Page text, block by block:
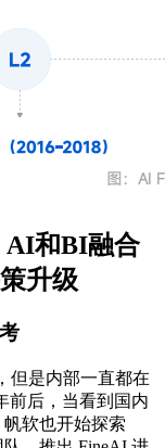
AI和BI融合
升级
但是内部一直都在
前后，当看到国内
软也开始探索